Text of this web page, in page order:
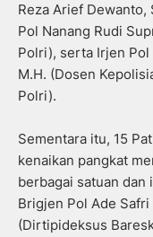
Reza Arief Dewanto,
Pol Nanang Rudi
Polri), serta Irjen Pol
M.H. (Dosen
Polri).
Sementara itu, 15
kenaikan pangkat
berbagai satuan dan
Brigjen Pol Ade Safri
(Dirtipideksus